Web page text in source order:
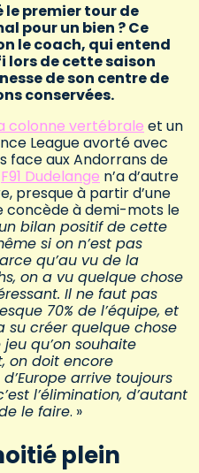
le premier tour de
pour un bien ? Ce
le coach, qui entend
lors de cette saison
de son centre de
conservées.
colonne vertébrale et un
League avorté avec
aux Andorrans de
F91 Dudelange n’a d’autre
presque à partir d’une
concède à demi-mots le
bilan positif de cette
si on n’est pas
qu’au vu de la
on a vu quelque chose
Il ne faut pas
70% de l’équipe, et
su créer quelque chose
qu’on souhaite
on doit encore
arrive toujours
l’élimination, d’autant
le faire. »
plein